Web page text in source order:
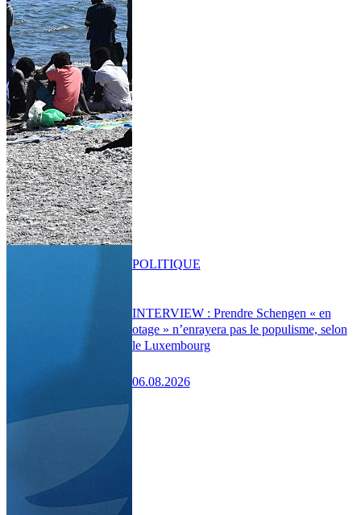
INTERVIEW : Prendre Schengen « en
otage » n’enrayera pas le populisme, selon
le Luxembourg
06.08.2026
POLITIQUE